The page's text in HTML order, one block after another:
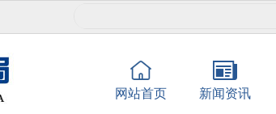
网站首页 新闻资讯